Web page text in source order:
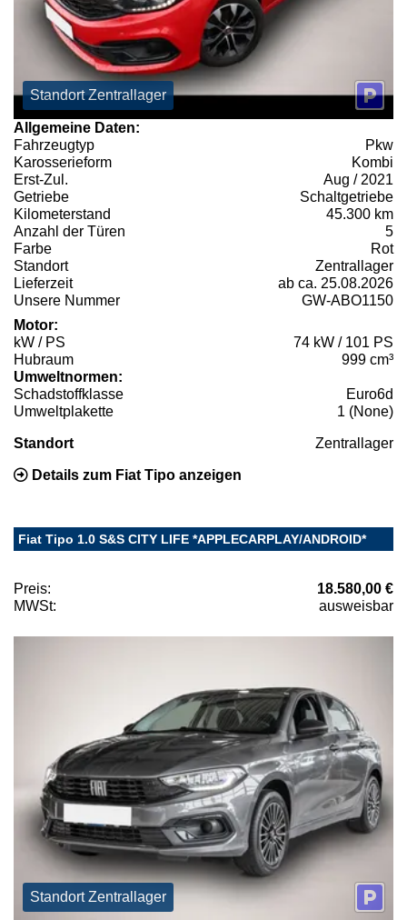
Standort Zentrallager
Allgemeine Daten:
Fahrzeugtyp
Pkw
Karosserieform
Kombi
Erst-Zul.
Aug / 2021
Getriebe
Schaltgetriebe
Kilometerstand
45.300 km
Anzahl der Türen
5
Farbe
Rot
Standort
Zentrallager
Lieferzeit
ab ca. 25.08.2026
Unsere Nummer
GW-ABO1150
Motor:
kW / PS
74 kW / 101 PS
Hubraum
999 cm³
Umweltnormen:
Schadstoffklasse
Euro6d
Umweltplakette
1 (None)
Standort Zentrallager
Details zum Fiat Tipo anzeigen
Fiat Tipo 1.0 S&S CITY LIFE *APPLECARPLAY/ANDROID*
Preis:
18.580,00 €
MWSt:
ausweisbar
Standort Zentrallager